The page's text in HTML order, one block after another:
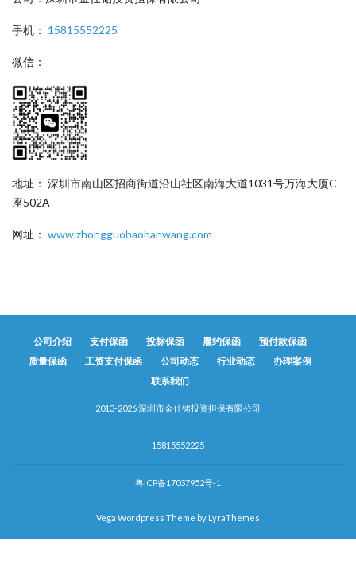
手机： 15815552225
微信：
地址： 深圳市南山区招商街道沿山社区南海大道1031号万海大厦C
座502A
网址： www.zhongguobaohanwang.com
公司介绍 支付保函 投标保函 履约保函
预付款保函
质量保函
工资支付保函 公司动态 行业动态
办理案例
联系我们
2013-2026 深圳市金仕铭投资担保有限公司
15815552225
粤ICP备17037952号-1
Vega Wordpress Theme by LyraThemes